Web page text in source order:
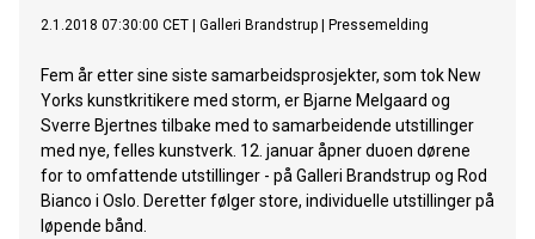
2.1.2018 07:30:00 CET Galleri Brandstrup Pressemelding
Fem år etter sine siste samarbeidsprosjekter, som tok New
Yorks kunstkritikere med storm, er Bjarne Melgaard og
Sverre Bjertnes tilbake med to samarbeidende utstillinger
med nye, felles kunstverk. 12. januar åpner duoen dørene
for to omfattende utstillinger - på Galleri Brandstrup og Rod
Bianco i Oslo. Deretter følger store, individuelle utstillinger på
løpende bånd.